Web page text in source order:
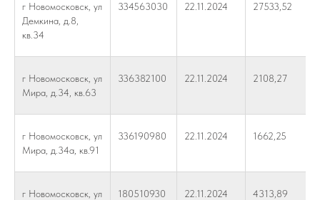
г Новомосковск, ул
Демкина, д.8,
кв.34
334563030 22.11.2024 27533,52
г Новомосковск, ул
Мира, д.34, кв.63
336382100 22.11.2024 2108,27
г Новомосковск, ул
Мира, д.34а, кв.91
336190980 22.11.2024 1662,25
г Новомосковск, ул
180510930 22.11.2024 4313,89